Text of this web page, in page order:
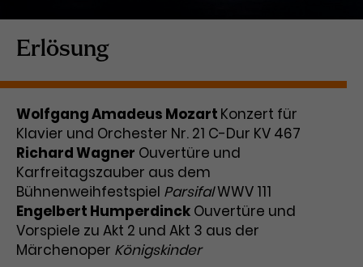
Zweck
Analytics installiert. Das Cookie
darüber zu speichern, wie
Besucher*innen eine Website
nutzen, und hilft bei der Erstellung
eines Analyseberichts über die
Performance der Website. Die
erhobenen Daten umfassen in
anonymisierter Form die Anzahl
der Besuche, die Quelle, aus der sie
stammen, und die besuchten
Laufzeit 3 Monate
Zweck
Dieses Cookie speichert
Informationen zu Werbeklicks und
dient der Zuordnung von
Conversions zu Google Ads-
Kampagnen.
Erlösung
Wolfgang Amadeus Mozart Konzert für
Klavier und Orchester Nr. 21 C-Dur KV 467
Richard Wagner Ouvertüre und
Karfreitagszauber aus dem
Bühnenweihfestspiel ParsifalWWV 111
Engelbert Humperdinck Ouvertüre und
Vorspiele zu Akt 2 und Akt 3 aus der
Märchenoper Königskinder